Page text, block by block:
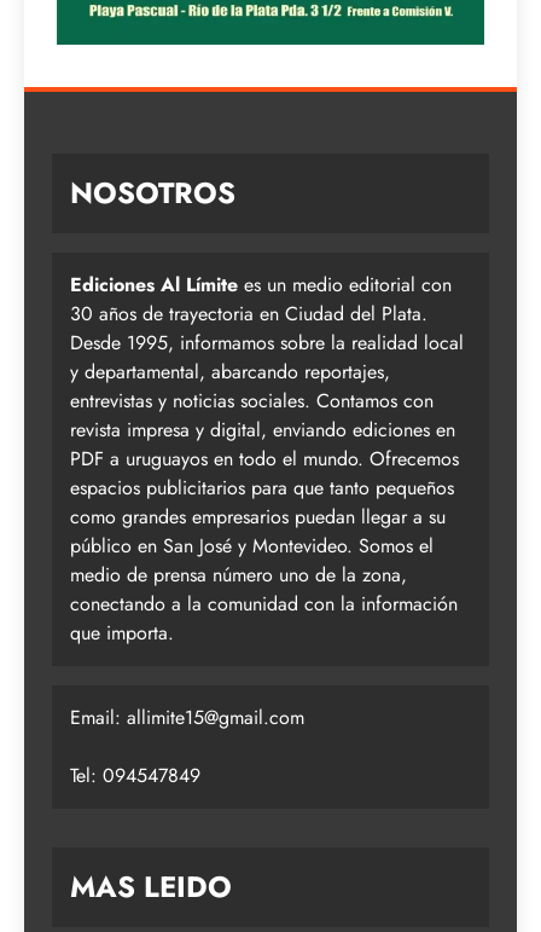
NOSOTROS
Ediciones Al Límite es un medio editorial con
30 años de trayectoria en Ciudad del Plata.
Desde 1995, informamos sobre la realidad local
y departamental, abarcando reportajes,
entrevistas y noticias sociales. Contamos con
revista impresa y digital, enviando ediciones en
PDF a uruguayos en todo el mundo. Ofrecemos
espacios publicitarios para que tanto pequeños
como grandes empresarios puedan llegar a su
público en San José y Montevideo. Somos el
medio de prensa número uno de la zona,
conectando a la comunidad con la información
que importa.
Email: allimite15@gmail.com
Tel: 094547849
MAS LEIDO